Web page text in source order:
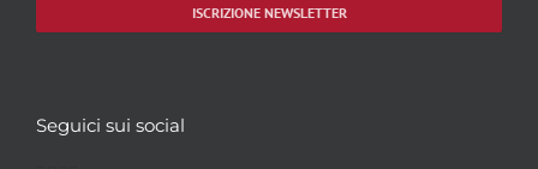
ISCRIZIONE NEWSLETTER
Seguici sui social